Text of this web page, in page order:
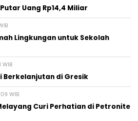
Uang Rp14,4 Miliar
Lingkungan untuk Sekolah
WIB
Berkelanjutan di Gresik
WIB
Curi Perhatian di Petronite